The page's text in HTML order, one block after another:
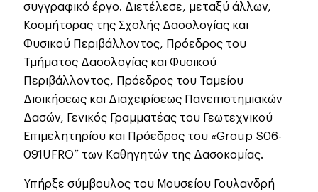
συγγραφικό έργο. Διετέλεσε, μεταξύ άλλων,
Κοσμήτορας της Σχολής Δασολογίας και
Φυσικού Περιβάλλοντος, Πρόεδρος του
Τμήματος Δασολογίας και Φυσικού
Περιβάλλοντος, Πρόεδρος του Ταμείου
Διοικήσεως και Διαχειρίσεως Πανεπιστημιακών
Δασών, Γενικός Γραμματέας του Γεωτεχνικού
Επιμελητηρίου και Πρόεδρος του «Group S06-
091UFRO” των Καθηγητών της Δασοκομίας.
Υπήρξε σύμβουλος του Μουσείου Γουλανδρή